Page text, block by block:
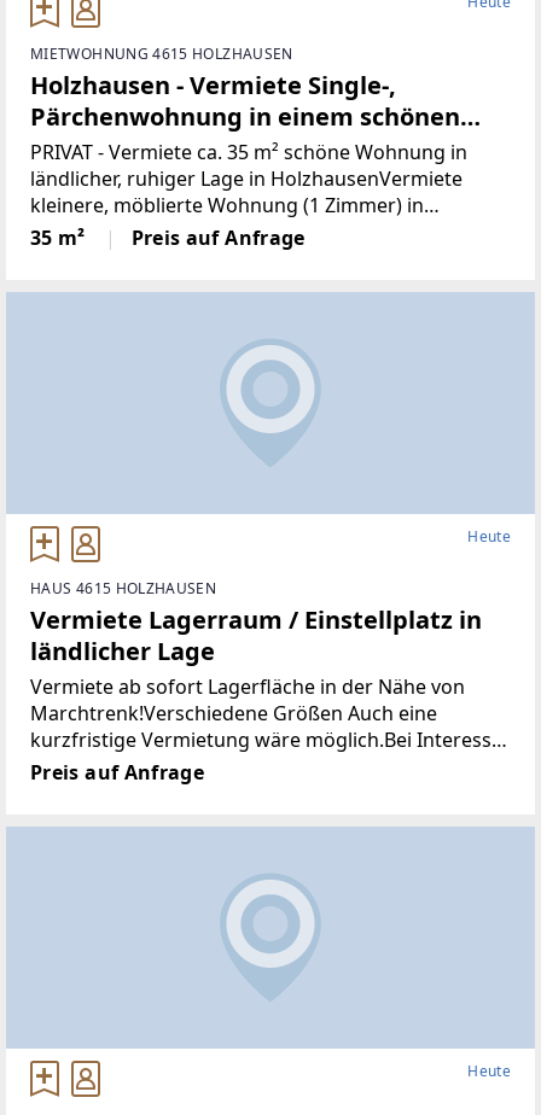
MIETWOHNUNG 4615 HOLZHAUSEN
Holzhausen - Vermiete Single-,
Pärchenwohnung in einem schönen
Bauernhof!
PRIVAT - Vermiete ca. 35 m² schöne Wohnung in
ländlicher, ruhiger Lage in HolzhausenVermiete
kleinere, möblierte Wohnung (1 Zimmer) in
ländlicher Alleinlage!Miete: € 680,- inkl.
Betriebskosten (mit Strom, Heizung)Kaution: €
35 m² Preis auf Anfrage
Heute
HAUS 4615 HOLZHAUSEN
Vermiete Lagerraum / Einstellplatz in
ländlicher Lage
Vermiete ab sofort Lagerfläche in der Nähe von
Marchtrenk!Verschiedene Größen Auch eine
kurzfristige Vermietung wäre möglich.Bei Interesse
an einer Besichtigung bitte die Kontaktaufnahme
ausfüllen oder einfach anrufen unter
Preis auf Anfrage
Heute